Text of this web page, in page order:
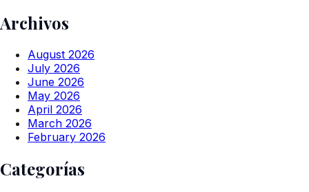
Archivos
August 2026
July 2026
June 2026
May 2026
April 2026
March 2026
February 2026
Categorías